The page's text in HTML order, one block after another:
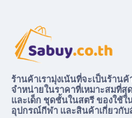
ร้านค้าเรามุ่งเน้นที่จะเป็นร้า
จำหน่ายในราคาที่เหมาะสมที่
และเด็ก ชุดชั้นในสตรี ของใช้
อุปกรณ์กีฬา และสินค้าเกี่ยวกับ